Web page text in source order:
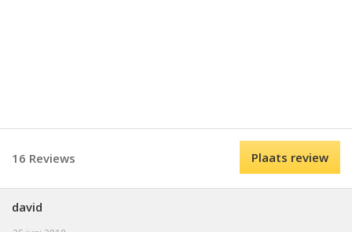
16 Reviews Plaats review
david